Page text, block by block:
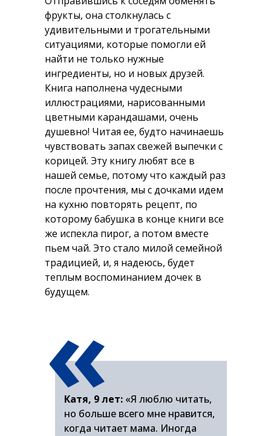
фрукты, она столкнулась с
удивительными и трогательными
ситуациями, которые помогли ей
найти не только нужные
ингредиенты, но и новых друзей.
Книга наполнена чудесными
иллюстрациями, нарисованными
цветными карандашами, очень
душевно! Читая ее, будто начинаешь
чувствовать запах свежей выпечки с
корицей. Эту книгу любят все в
нашей семье, потому что каждый раз
после прочтения, мы с дочками идем
на кухню повторять рецепт, по
которому бабушка в конце книги все
же испекла пирог, а потом вместе
пьем чай. Это стало милой семейной
традицией, и, я надеюсь, будет
теплым воспоминанием дочек в
будущем.
Катя, 9 лет: «Я люблю читать,
но больше всего мне нравится,
когда читает мама. Иногда
«